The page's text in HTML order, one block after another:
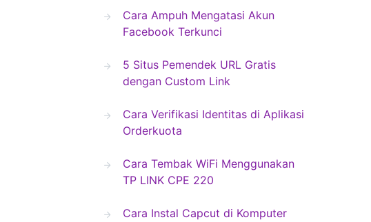
Cara Ampuh Mengatasi Akun
Facebook Terkunci
5 Situs Pemendek URL Gratis
dengan Custom Link
Cara Verifikasi Identitas di Aplikasi
Orderkuota
Cara Tembak WiFi Menggunakan
TP LINK CPE 220
Cara Instal Capcut di Komputer